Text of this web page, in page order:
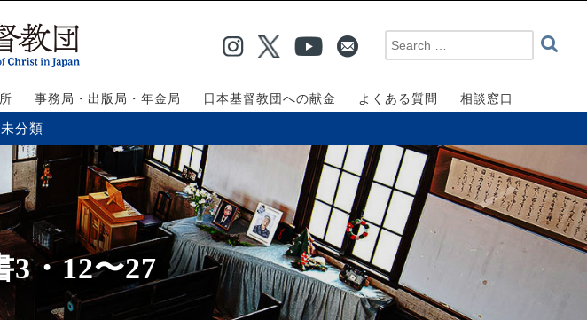
事務局・出版局・年金局 日本基督教団への献金 よくある質問 相談窓口
未分類
・12〜27